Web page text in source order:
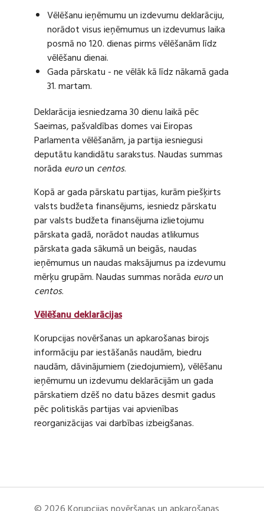
Vēlēšanu ieņēmumu un izdevumu deklarāciju,
norādot visus ieņēmumus un izdevumus laika
posmā no 120. dienas pirms vēlēšanām līdz
vēlēšanu dienai.
Gada pārskatu - ne vēlāk kā līdz nākamā gada
31. martam.
Deklarācija iesniedzama 30 dienu laikā pēc
Saeimas, pašvaldības domes vai Eiropas
Parlamenta vēlēšanām, ja partija iesniegusi
deputātu kandidātu sarakstus. Naudas summas
norāda euroun centos.
Kopā ar gada pārskatu partijas, kurām piešķirts
valsts budžeta finansējums, iesniedz pārskatu
par valsts budžeta finansējuma izlietojumu
pārskata gadā, norādot naudas atlikumus
pārskata gada sākumā un beigās, naudas
ieņēmumus un naudas maksājumus pa izdevumu
mērķu grupām. Naudas summas norāda euroun
centos.
Vēlēšanu deklarācijas
Korupcijas novēršanas un apkarošanas birojs
informāciju par iestāšanās naudām, biedru
naudām, dāvinājumiem (ziedojumiem), vēlēšanu
ieņēmumu un izdevumu deklarācijām un gada
pārskatiem dzēš no datu bāzes desmit gadus
pēc politiskās partijas vai apvienības
reorganizācijas vai darbības izbeigšanas.